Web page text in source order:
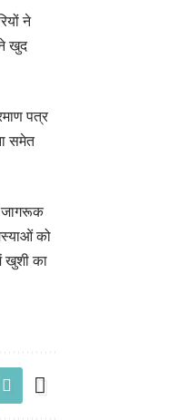
ने
खुद
पत्र
समेत
जागरूक
को
खुशी का